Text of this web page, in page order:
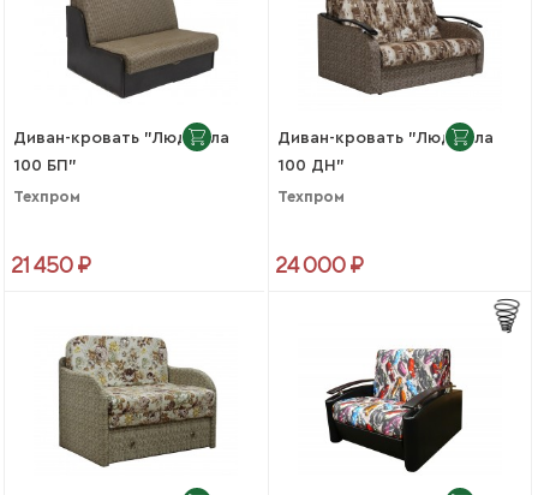
Диван-кровать "Людмила
100 БП"
Техпром
21 450 ₽
Диван-кровать "Людмила
100 ДН"
Техпром
24 000 ₽